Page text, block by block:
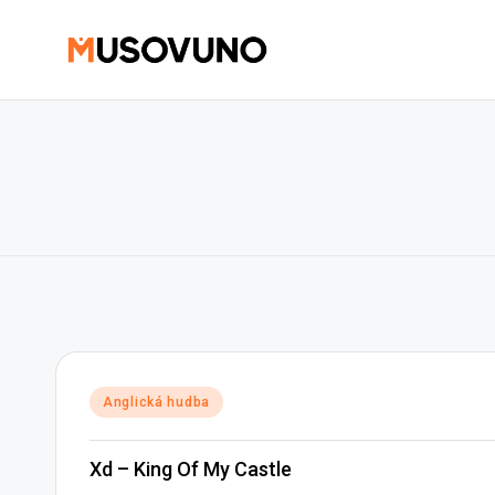
Posted
Anglická hudba
Xd – King Of My Castle